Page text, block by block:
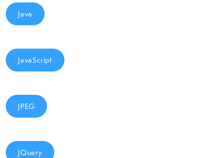
Java
JavaScript
JPEG
JQuery